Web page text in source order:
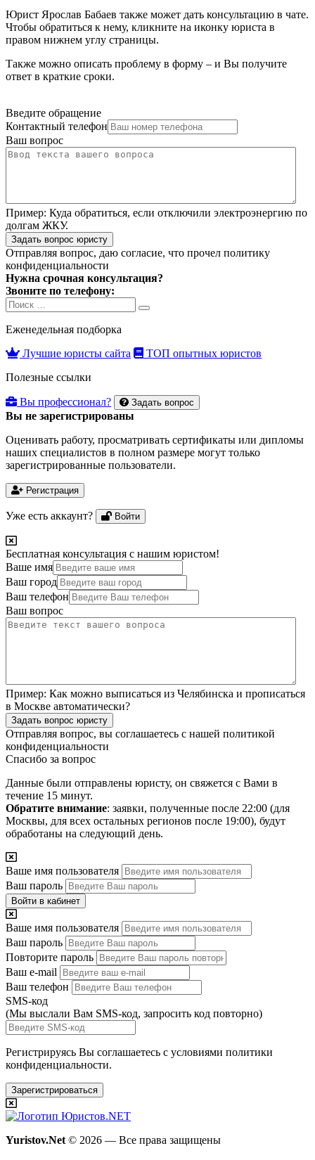
Юрист Ярослав Бабаев также может дать консультацию в чате.
Чтобы обратиться к нему, кликните на иконку юриста в
правом нижнем углу страницы.
Также можно описать проблему в форму – и Вы получите
ответ в краткие сроки.
Введите обращение
Контактный телефон
Ваш вопрос
Пример: Куда обратиться, если отключили электроэнергию по
долгам ЖКУ.
Задать вопрос юристу
Отправляя вопрос, даю согласие, что прочел политику
конфиденциальности
Нужна срочная консультация?
Звоните по телефону:
Search
for:
Search
Еженедельная подборка
Лучшие юристы сайта
ТОП опытных юристов
Полезные ссылки
Вы профессионал? Задать вопрос
Вы не зарегистрированы
Оценивать работу, просматривать сертификаты или дипломы
наших специалистов в полном размере могут только
зарегистрированные пользователи.
Регистрация
Уже есть аккаунт? Войти
Бесплатная консультация с нашим юристом!
Ваше имя
Ваш город
Ваш телефон
Ваш вопрос
Пример: Как можно выписаться из Челябинска и прописаться
в Москве автоматически?
Задать вопрос юристу
Отправляя вопрос, вы соглашаетесь с нашей политикой
конфиденциальности
Спасибо за вопрос
Данные были отправлены юристу, он свяжется с Вами в
течение 15 минут.
Обратите внимание: заявки, полученные после 22:00 (для
Москвы, для всех остальных регионов после 19:00), будут
обработаны на следующий день.
Ваше имя пользователя
Ваш пароль
Войти в кабинет
Ваше имя пользователя
Ваш пароль
Повторите пароль
Ваш e-mail
Ваш телефон
SMS-код
(Мы выслали Вам SMS-код, запросить код повторно)
Регистрируясь Вы соглашаетесь с условиями политики
конфиденциальности.
Зарегистрироваться
Yuristov.Net © 2026 — Все права защищены